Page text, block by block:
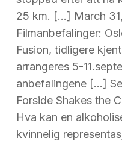
25 km. […] March
Filmanbefalinger:
Fusion, tidligere
arrangeres 5-
anbefalingene […]
Forside Shakes the
Hva kan en
kvinnelig